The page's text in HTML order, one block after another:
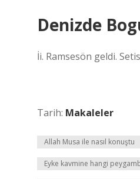
Denizde
İi. Ramsesön geldi.
Tarih: Makaleler
Allah Musa ile nasıl konuştu
Eyke kavmine hangi